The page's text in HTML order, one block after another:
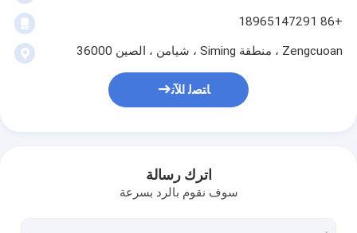
+86 18965147291
Zengcuoan ، منطقة Siming ، شيامن ، الصين 36000
ﺎﺘﺼﻟ ﺍﻶﻧ
اترك رسالة
سوف نقوم بالرد بسرعة